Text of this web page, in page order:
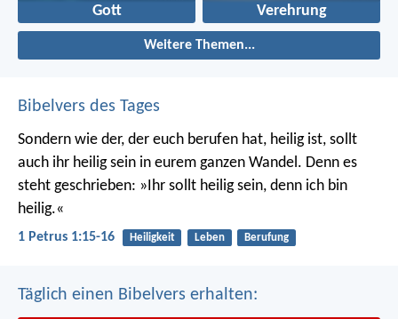
Gott Verehrung
Weitere Themen...
Bibelvers des Tages
Sondern wie der, der euch berufen hat, heilig ist, sollt
auch ihr heilig sein in eurem ganzen Wandel. Denn es
steht geschrieben: »Ihr sollt heilig sein, denn ich bin
heilig.«
1 Petrus 1:15-16 Heiligkeit Leben Berufung
Täglich einen Bibelvers erhalten: